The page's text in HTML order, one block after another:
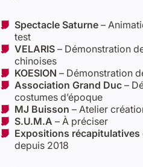
Spectacle Saturne –
test
VELARIS – Démonstration
chinoises
KOESION – Démonstration
Association Grand Duc –
costumes d’époque
MJ Buisson – Atelier
S.U.M.A – À préciser
Expositions récapitulatives
depuis 2018